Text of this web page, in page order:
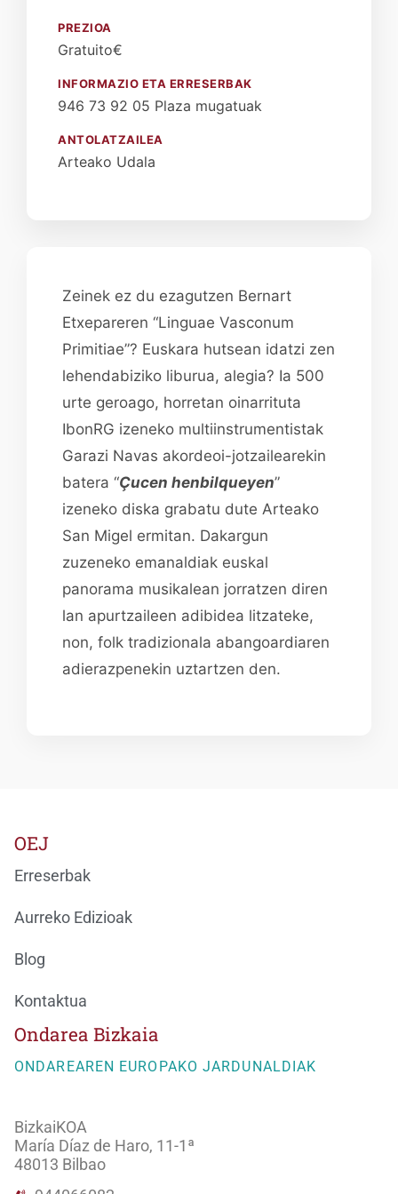
Zeinek ez du ezagutzen Bernart
Etxepareren “Linguae Vasconum
Primitiae”? Euskara hutsean idatzi zen
lehendabiziko liburua, alegia? Ia 500
urte geroago, horretan oinarrituta
IbonRG izeneko multiinstrumentistak
Garazi Navas akordeoi-jotzailearekin
batera “Çucen henbilqueyen”
izeneko diska grabatu dute Arteako
San Migel ermitan. Dakargun
zuzeneko emanaldiak euskal
panorama musikalean jorratzen diren
lan apurtzaileen adibidea litzateke,
non, folk tradizionala abangoardiaren
adierazpenekin uztartzen den.
PREZIOA
Gratuito€
INFORMAZIO ETA ERRESERBAK
946 73 92 05 Plaza mugatuak
ANTOLATZAILEA
Arteako Udala
Ondarea Bizkaia
ONDAREAREN EUROPAKO JARDUNALDIAK
BizkaiKOA
María Díaz de Haro, 11-1ª
48013 Bilbao
OEJ
Erreserbak
Aurreko Edizioak
Blog
Kontaktua